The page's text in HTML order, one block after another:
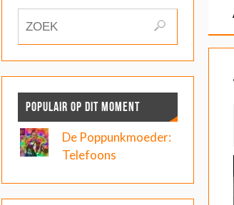
POPULAIR OP DIT MOMENT
De Poppunkmoeder:
Telefoons